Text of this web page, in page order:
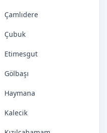
Çamlıdere
Çubuk
Etimesgut
Gölbaşı
Haymana
Kalecik